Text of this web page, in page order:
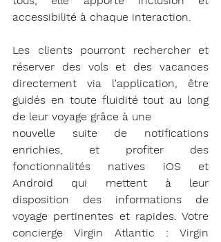
accessibilité à chaque interaction.
Les clients pourront rechercher et
réserver des vols et des vacances
directement via l'application, être
guidés en toute fluidité tout au long
de leur voyage grâce à une
nouvelle suite de notifications
enrichies, et profiter des
fonctionnalités natives iOS et
Android qui mettent à leur
disposition des informations de
voyage pertinentes et rapides. Votre
concierge Virgin Atlantic : Virgin